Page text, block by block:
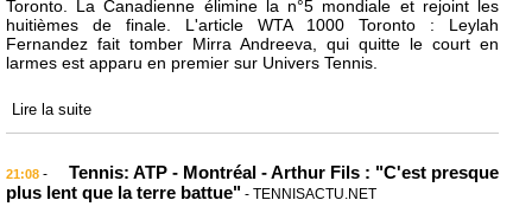
Toronto. La Canadienne élimine la n°5 mondiale et rejoint les
huitièmes de finale. L'article WTA 1000 Toronto : Leylah
Fernandez fait tomber Mirra Andreeva, qui quitte le court en
larmes est apparu en premier sur Univers Tennis.
Lire la suite
21:08 -
Tennis: ATP - Montréal - Arthur Fils : "C'est presque
plus lent que la terre battue" - TENNISACTU.NET